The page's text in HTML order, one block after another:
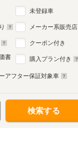
書
未登録車
メーカー系販売店
クーポン付き
購入プラン付き
アフター保証対象車
検索する